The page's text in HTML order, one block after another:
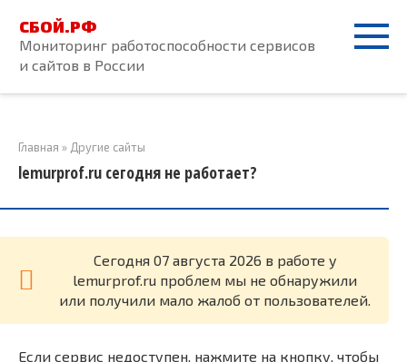
контенту
СБОЙ.РФ
Мониторинг работоспособности сервисов
и сайтов в России
Главная » Другие сайты
lemurprof.ru сегодня не работает?
Cегодня 07 августа 2026 в работе у
lemurprof.ru проблем мы не обнаружили
или получили мало жалоб от пользователей.
Если сервис недоступен, нажмите на кнопку, чтобы